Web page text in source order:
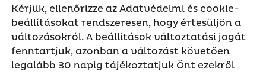
Kérjük, ellenőrizze az Adatvédelmi és cookie-
beállításokat rendszeresen, hogy értesüljön a
változásokról. A beállítások változtatási jogát
fenntartjuk, azonban a változást követően
legalább 30 napig tájékoztatjuk Önt ezekről